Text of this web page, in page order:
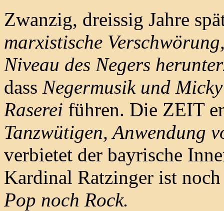
Zwanzig, dreissig Jahre
marxistische
Niveau des Negers
dass Negermusik und
Raserei führen. Die ZEIT
Tanzwütigen, Anwendung
verbietet der bayrische
Kardinal Ratzinger ist
Pop noch Rock.